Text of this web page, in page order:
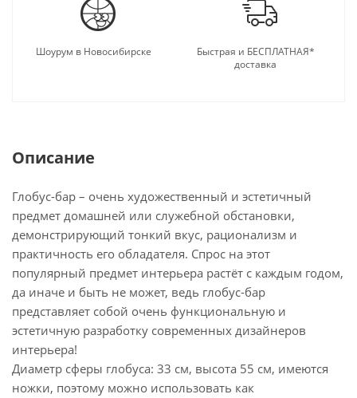
Шоурум в Новосибирске
Быстрая и БЕСПЛАТНАЯ*
доставка
Описание
Глобус-бар – очень художественный и эстетичный
предмет домашней или служебной обстановки,
демонстрирующий тонкий вкус, рационализм и
практичность его обладателя. Спрос на этот
популярный предмет интерьера растёт с каждым годом,
да иначе и быть не может, ведь глобус-бар
представляет собой очень функциональную и
эстетичную разработку современных дизайнеров
интерьера!
Диаметр сферы глобуса: 33 см, высота 55 см, имеются
ножки, поэтому можно использовать как